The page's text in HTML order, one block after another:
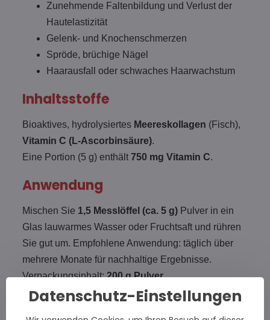
Zunehmende Faltenbildung und Verlust der
Hautelastizität
Gelenk- und Knochenschmerzen
Spröde, brüchige Nägel
Haarausfall oder schwaches Haarwachstum
Inhaltsstoffe
Bioaktives, hydrolysiertes Meereskollagen (Fisch),
Vitamin C (L-Ascorbinsäure).
Eine Portion (5 g) enthält 750 mg Vitamin C.
Anwendung
Mischen Sie 1,5 Messlöffel (ca. 5 g) Pulver in ein
Glas lauwarmes Wasser oder Fruchtsaft und rühren
Sie gut um. Empfohlene Anwendung: täglich über
mehrere Monate für nachhaltige Ergebnisse.
Verpackungsinhalt:200 g Pulver.
Datenschutz-Einstellungen